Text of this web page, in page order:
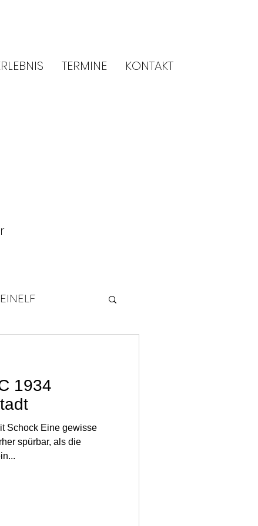
TERMINE KONTAKT
1934
Schock Eine gewisse
spürbar, als die